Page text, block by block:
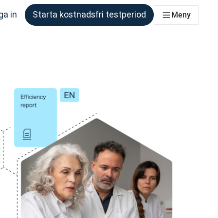
in Starta kostnadsfri testperiod Meny